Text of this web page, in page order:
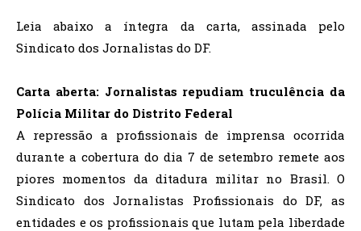
Leia abaixo a íntegra da carta, assinada pelo
Sindicato dos Jornalistas do DF.
Carta aberta: Jornalistas repudiam truculência da
Polícia Militar do Distrito Federal
A repressão a profissionais de imprensa ocorrida
durante a cobertura do dia 7 de setembro remete aos
piores momentos da ditadura militar no Brasil. O
Sindicato dos Jornalistas Profissionais do DF, as
entidades e os profissionais que lutam pela liberdade